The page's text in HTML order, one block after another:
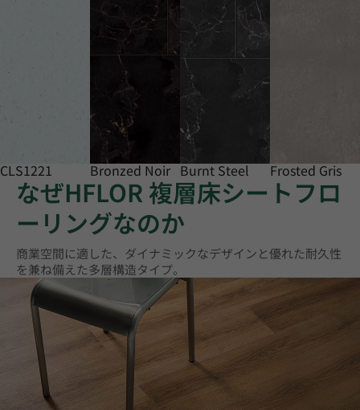
CLS1221 Bronzed Noir Burnt Steel Frosted Gris
なぜHFLOR 複層床シートフロ
ーリングなのか
商業空間に適した、ダイナミックなデザインと優れた耐久性
を兼ね備えた多層構造タイプ。